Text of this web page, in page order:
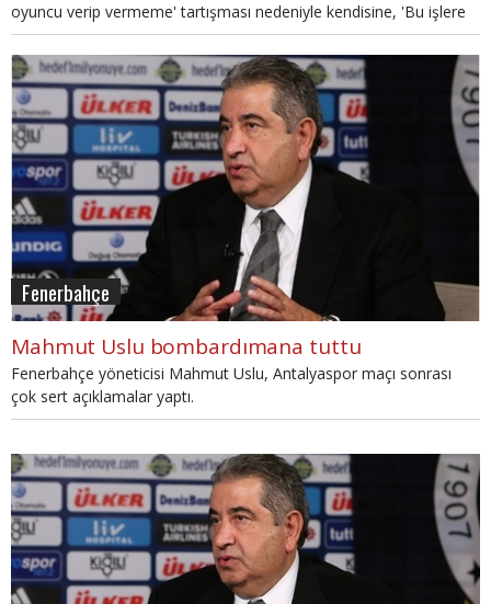
oyuncu verip vermeme' tartışması nedeniyle kendisine, 'Bu işlere
burnunu sokmasın' mesajını gönderen Fenerbahçe Genel Sekreteri
Mahmut Uslu'ya çok sert bir yanıt verdi.
Fenerbahçe
Mahmut Uslu bombardımana tuttu
Fenerbahçe yöneticisi Mahmut Uslu, Antalyaspor maçı sonrası
çok sert açıklamalar yaptı.